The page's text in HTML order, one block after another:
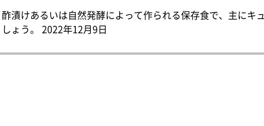
酢漬けあるいは自然発酵によって作られる保存食で、主に
しょう。 2022年12月9日